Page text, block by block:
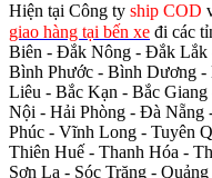
Hiện tại Công ty ship COD
giao hàng tại bến xe đi các
Biên - Đắk Nông - Đắk Lắk
Bình Phước - Bình Dương
Liêu - Bắc Kạn - Bắc
Nội - Hải Phòng - Đà Nẵng
Phúc - Vĩnh Long - Tuyên
Thiên Huế - Thanh Hóa -
Sơn La - Sóc Trăng -